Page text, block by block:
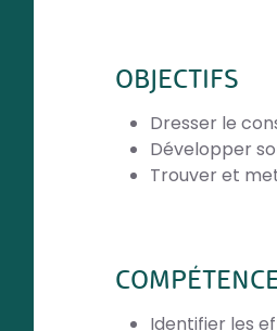
OBJECTIFS
Dresser le
Développer
Trouver et
Identifier les